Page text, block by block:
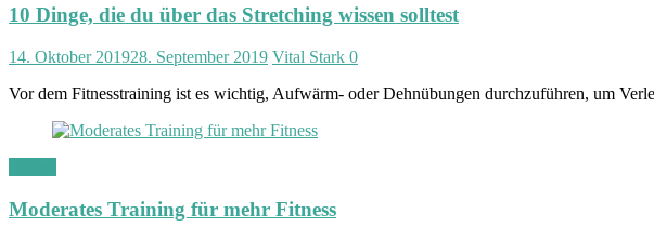
i
t
ä
t
10 Dinge, die du über das Stretching wissen solltest
14. Oktober 201928. September 2019 Vital Stark 0
Vor dem Fitnesstraining ist es wichtig, Aufwärm- oder Dehnübungen durchzuführen, um
Moderates Training für mehr Fitness